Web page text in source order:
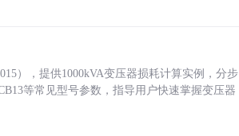
），提供1000kVA变压器损耗计算实例，分步
等常见型号参数，指导用户快速掌握变压器